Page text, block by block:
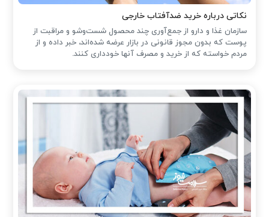
نکاتی درباره خرید ضدآفتاب خارجی
سازمان غذا و دارو از جمع‌آوری چند محصول شست‌وشو و مراقبت از
پوست که بدون مجوز قانونی در بازار عرضه شده‌اند، خبر داده و از
مردم خواسته که از خرید و مصرف آنها خودداری کنند.